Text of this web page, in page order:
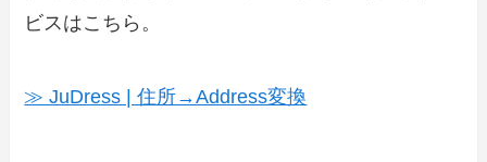
ビスはこちら。
≫ JuDress | 住所→Address変換